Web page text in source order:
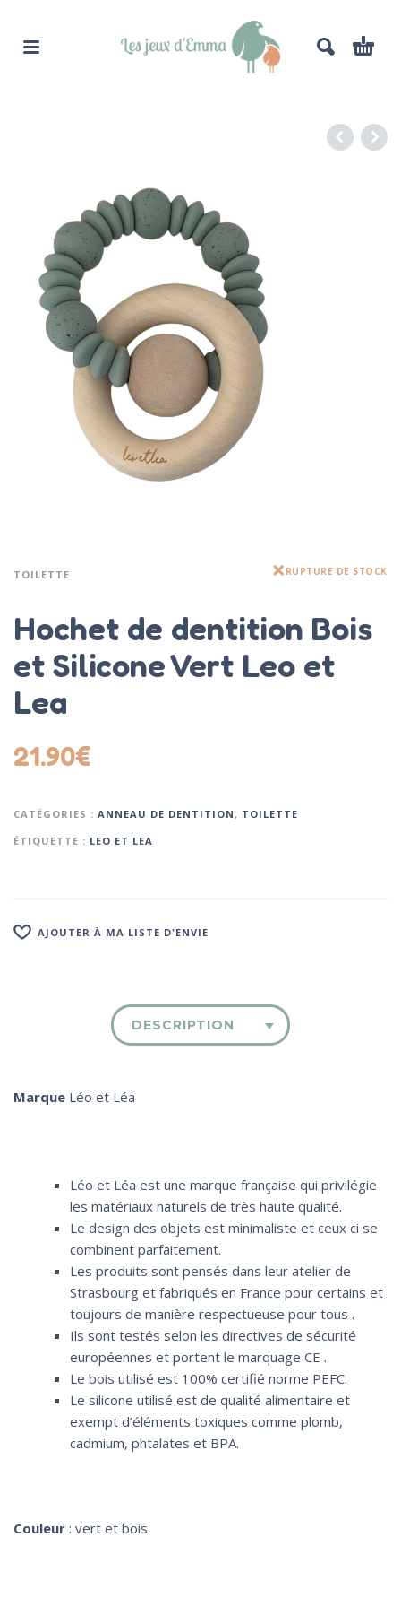
TOILETTE RUPTURE DE STOCK
Hochet de dentition Bois
et Silicone Vert Leo et
Lea
21.90€
CATÉGORIES : ANNEAU DE DENTITION , TOILETTE
ÉTIQUETTE : LEO ET LEA
AJOUTER À MA LISTE D'ENVIE
DESCRIPTION
Marque Léo et Léa
Léo et Léa est une marque française qui privilégie
les matériaux naturels de très haute qualité.
Le design des objets est minimaliste et ceux ci se
combinent parfaitement.
Les produits sont pensés dans leur atelier de
Strasbourg et fabriqués en France pour certains et
toujours de manière respectueuse pour tous .
Ils sont testés selon les directives de sécurité
européennes et portent le marquage CE .
Le bois utilisé est 100% certifié norme PEFC.
Le silicone utilisé est de qualité alimentaire et
exempt d’éléments toxiques comme plomb,
cadmium, phtalates et BPA.
Couleur : vert et bois